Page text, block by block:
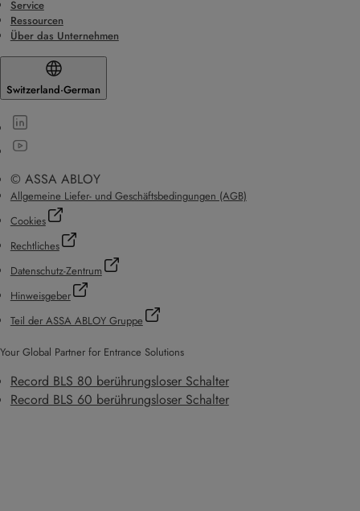
Service
Ressourcen
Über das Unternehmen
Switzerland·German
© ASSA ABLOY
Allgemeine Liefer- und Geschäftsbedingungen (AGB)
Cookies
Rechtliches
Datenschutz-Zentrum
Hinweisgeber
Teil der ASSA ABLOY Gruppe
Your Global Partner for Entrance Solutions
Record BLS 80 berührungsloser Schalter
Record BLS 60 berührungsloser Schalter